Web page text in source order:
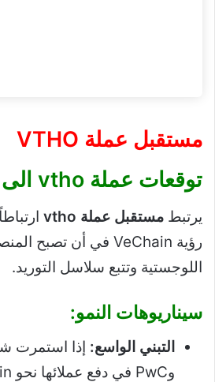
مستقبل عملة VTHO
توقعات عملة vtho الى 2030
يرتبط مستقبل عملة vtho
اللوجستية وتتبع سلاسل التوريد.
سيناريوهات النمو:
التبني الواسع: